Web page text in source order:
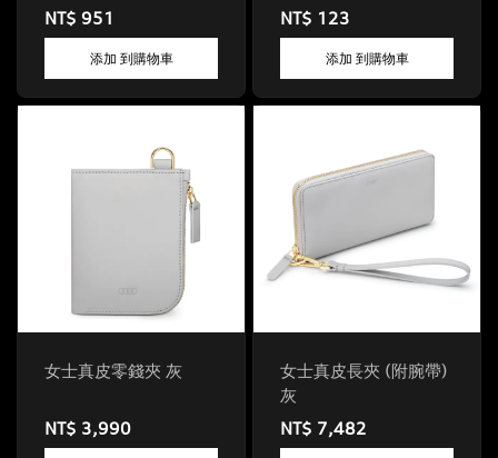
NT$ 951
添加 到購物車
NT$ 123
添加 到購物車
女士真皮零錢夾 灰
NT$ 3,990
女士真皮長夾 (附腕帶)
灰
NT$ 7,482